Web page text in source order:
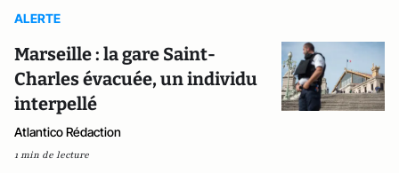
ALERTE
Marseille : la gare Saint-
Charles évacuée, un individu
interpellé
Atlantico Rédaction
1 min de lecture